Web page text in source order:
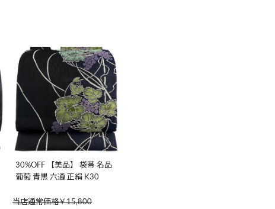
30%OFF 【美品】 袋帯 名品
葡萄 青黒 六通 正絹 K30
当店通常価格￥15,800